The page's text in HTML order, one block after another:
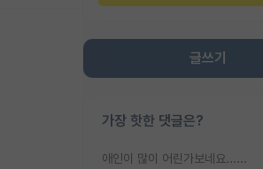
글쓰기
가장 핫한 댓글은?
애인이 많이 어린가보네요......